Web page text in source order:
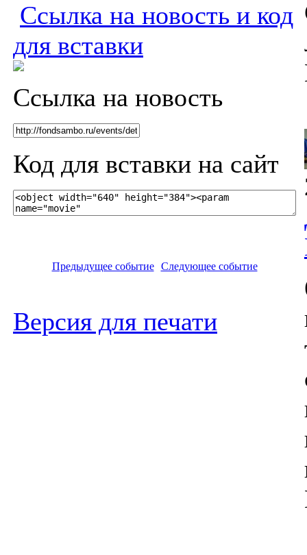
Ссылка на новость и код
для вставки
Ссылка на новость
Код для вставки на сайт
Предыдущее событие Следующее событие
Версия для печати